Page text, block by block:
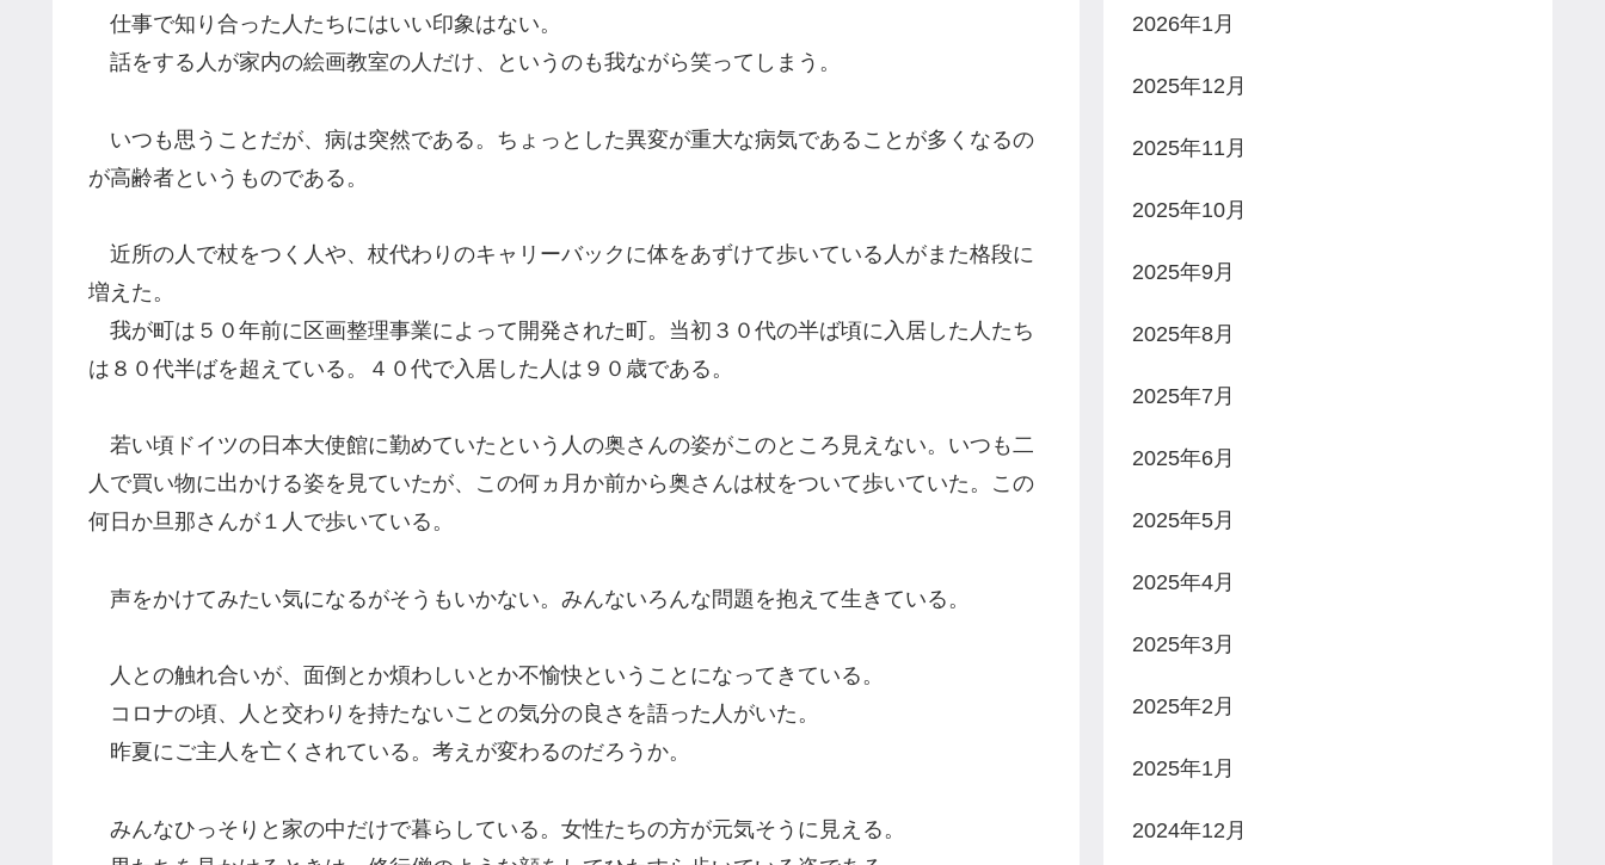
仕事で知り合った人たちにはいい印象はない。
話をする人が家内の絵画教室の人だけ、というのも我ながら笑ってしまう。
いつも思うことだが、病は突然である。ちょっとした異変が重大な病気であることが多くなるの
が高齢者というものである。
近所の人で杖をつく人や、杖代わりのキャリーバックに体をあずけて歩いている人がまた格段に
増えた。
我が町は５０年前に区画整理事業によって開発された町。当初３０代の半ば頃に入居した人たち
は８０代半ばを超えている。４０代で入居した人は９０歳である。
若い頃ドイツの日本大使館に勤めていたという人の奥さんの姿がこのところ見えない。いつも二
人で買い物に出かける姿を見ていたが、この何ヵ月か前から奥さんは杖をついて歩いていた。この
何日か旦那さんが１人で歩いている。
声をかけてみたい気になるがそうもいかない。みんないろんな問題を抱えて生きている。
人との触れ合いが、面倒とか煩わしいとか不愉快ということになってきている。
コロナの頃、人と交わりを持たないことの気分の良さを語った人がいた。
昨夏にご主人を亡くされている。考えが変わるのだろうか。
みんなひっそりと家の中だけで暮らしている。女性たちの方が元気そうに見える。
2026年1月
2025年12月
2025年11月
2025年10月
2025年9月
2025年8月
2025年7月
2025年6月
2025年5月
2025年4月
2025年3月
2025年2月
2025年1月
2024年12月